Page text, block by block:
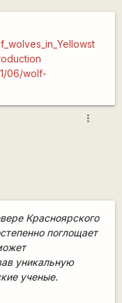
06/wolf-
more_vert
Красноярского
поглощает
уникальную
ученые.